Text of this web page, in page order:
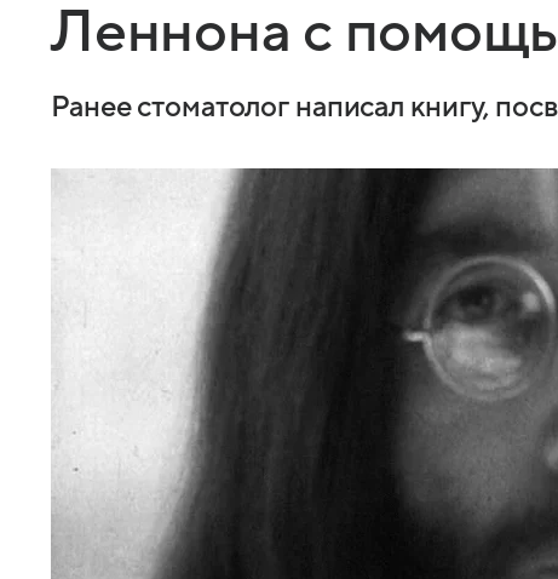
Леннона с
Ранее стоматолог написал книгу,